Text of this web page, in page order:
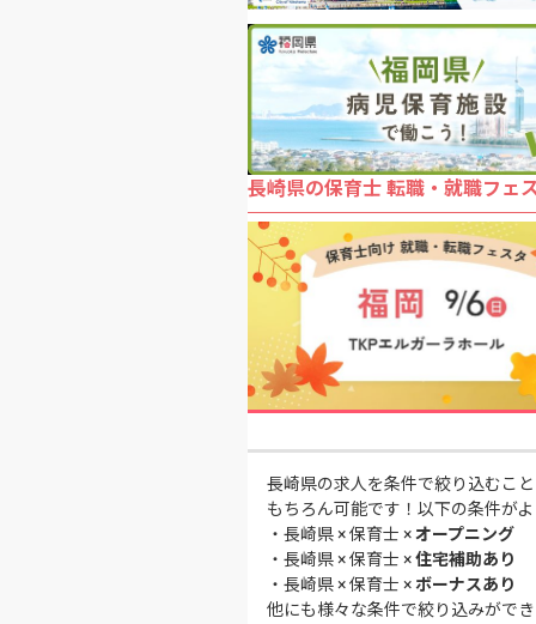
長崎県の保育士 転職・就職フェ
長崎県の求人を条件で絞り込むこ
もちろん可能です！以下の条件が
・ 長崎県 × 保育士 ×オープニング
・ 長崎県 × 保育士 ×住宅補助あり
・ 長崎県 × 保育士 ×ボーナスあり
他にも様々な条件で絞り込みがで